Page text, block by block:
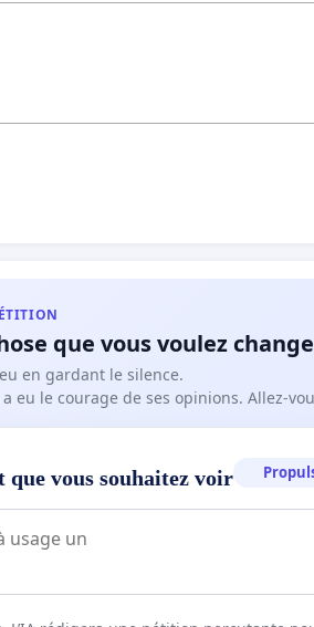
que vous voulez
en gardant le silence.
eu le courage de ses opinions. Allez-
que vous souhaitez voir